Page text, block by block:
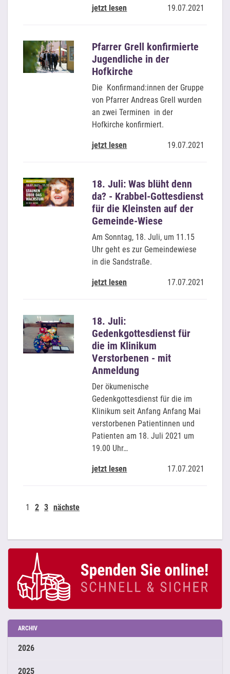
ARCHIV
2026
2025
jetzt lesen 19.07.2021
Pfarrer Grell konfirmierte
Jugendliche in der
Hofkirche
Die Konfirmand:innen der Gruppe
von Pfarrer Andreas Grell wurden
an zwei Terminen in der
Hofkirche konfirmiert.
jetzt lesen 19.07.2021
18. Juli: Was blüht denn
da? - Krabbel-Gottesdienst
für die Kleinsten auf der
Gemeinde-Wiese
Am Sonntag, 18. Juli, um 11.15
Uhr geht es zur Gemeindewiese
in die Sandstraße.
jetzt lesen 17.07.2021
18. Juli:
Gedenkgottesdienst für
die im Klinikum
Verstorbenen - mit
Anmeldung
Der ökumenische
Gedenkgottesdienst für die im
Klinikum seit Anfang Anfang Mai
verstorbenen Patientinnen und
Patienten am 18. Juli 2021 um
19.00 Uhr…
jetzt lesen 17.07.2021
1 2 3 nächste